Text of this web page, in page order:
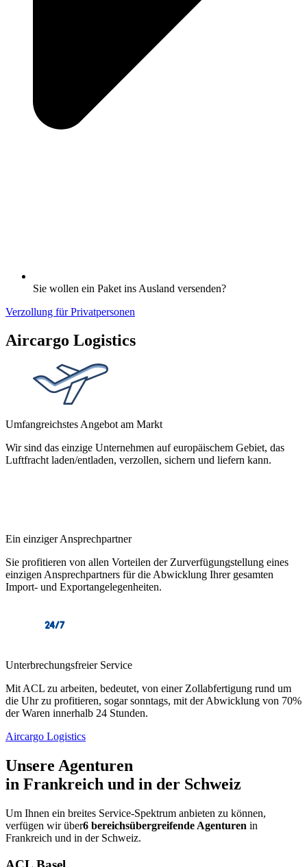
Sie wollen ein Paket ins Ausland versenden?
Verzollung für Privatpersonen
Aircargo Logistics
Umfangreichstes Angebot am Markt
Wir sind das einzige Unternehmen auf europäischem Gebiet, das
Luftfracht laden/entladen, verzollen, sichern und liefern kann.
Ein einziger Ansprechpartner
Sie profitieren von allen Vorteilen der Zurverfügungstellung eines
einzigen Ansprechpartners für die Abwicklung Ihrer gesamten
Import- und Exportangelegenheiten.
Unterbrechungsfreier Service
Mit ACL zu arbeiten, bedeutet, von einer Zollabfertigung rund um
die Uhr zu profitieren, sogar sonntags, mit der Abwicklung von 70%
der Waren innerhalb 24 Stunden.
Aircargo Logistics
Unsere Agenturen
in Frankreich und in der Schweiz
Um Ihnen ein breites Service-Spektrum anbieten zu können,
verfügen wir über6 bereichsübergreifende Agenturen in
Frankreich und in der Schweiz.